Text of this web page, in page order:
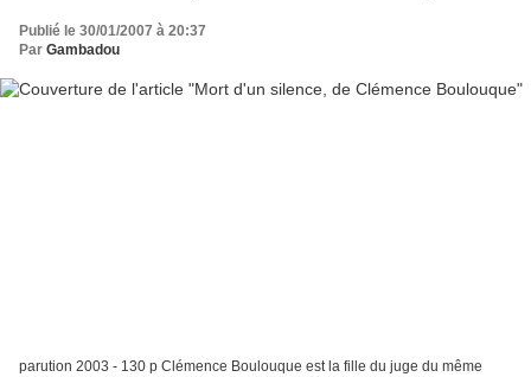
Publié le 30/01/2007 à 20:37
Par Gambadou
parution 2003 - 130 p Clémence Boulouque est la fille du juge du même